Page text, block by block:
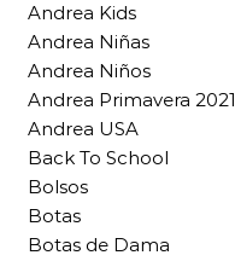
Andrea Kids
Andrea Niñas
Andrea Niños
Andrea Primavera 2021
Andrea USA
Back To School
Bolsos
Botas
Botas de Dama